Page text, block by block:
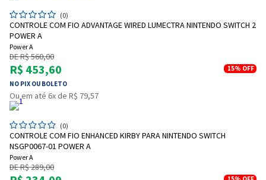
Entrega Flash
Cartão de crédito
Pagamento via Pix
Retire na Loja
(0)
CONTROLE COM FIO ADVANTAGE WIRED LUMECTRA NINTENDO SWITCH 2
POWER A
Power A
DE R$ 560,00
R$ 453,60
NO PIX OU BOLETO
15% OFF
Ou em até 6x de R$ 79,57
(0)
CONTROLE COM FIO ENHANCED KIRBY PARA NINTENDO SWITCH
NSGP0067-01 POWER A
Power A
DE R$ 289,00